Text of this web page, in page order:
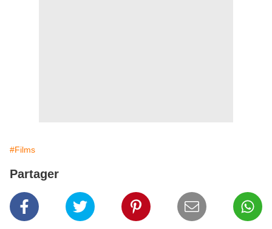
#Films
Partager